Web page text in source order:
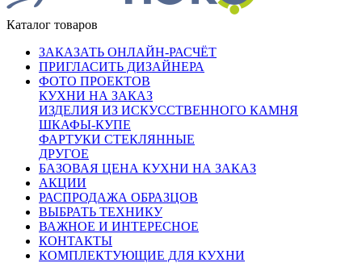
Каталог товаров
ЗАКАЗАТЬ ОНЛАЙН-РАСЧЁТ
ПРИГЛАСИТЬ ДИЗАЙНЕРА
ФОТО ПРОЕКТОВ
КУХНИ НА ЗАКАЗ
ИЗДЕЛИЯ ИЗ ИСКУССТВЕННОГО КАМНЯ
ШКАФЫ-КУПЕ
ФАРТУКИ СТЕКЛЯННЫЕ
ДРУГОЕ
БАЗОВАЯ ЦЕНА КУХНИ НА ЗАКАЗ
АКЦИИ
РАСПРОДАЖА ОБРАЗЦОВ
ВЫБРАТЬ ТЕХНИКУ
ВАЖНОЕ И ИНТЕРЕСНОЕ
КОНТАКТЫ
КОМПЛЕКТУЮЩИЕ ДЛЯ КУХНИ